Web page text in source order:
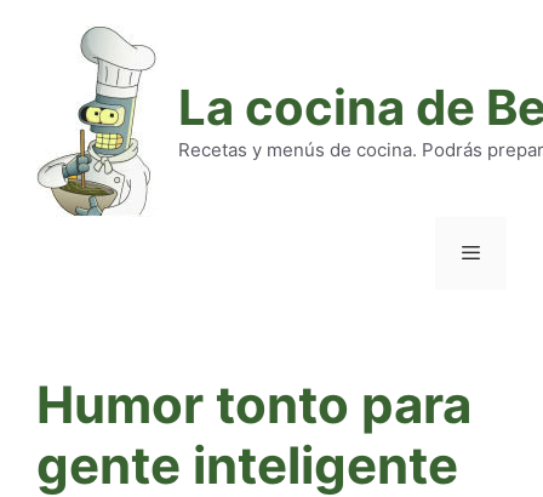
La cocina de
Recetas y menús de cocina. Podrás
Humor tonto para
gente inteligente